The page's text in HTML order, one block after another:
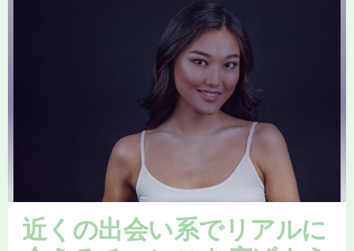
近くの出会い系でリアルに